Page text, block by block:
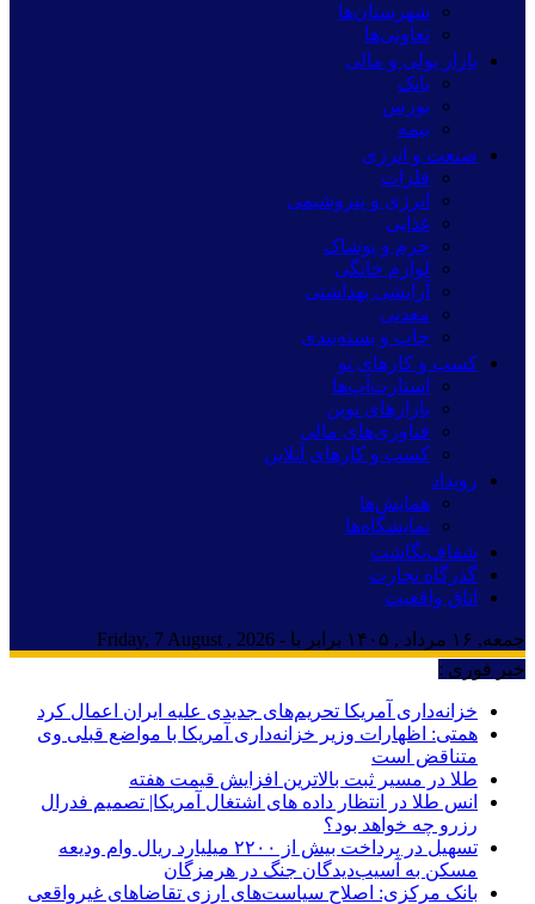
شهرستان‌ها
تعاونی‌ها
بازار پولی و مالی
بانک
بورس
بیمه
صنعت و انرژی
فلزات
انرژی و پتروشیمی
غذایی
چرم و پوشاک
لوازم خانگی
آرایشی بهداشتی
معدنی
چاپ و بسته‌بندی
کسب و کارهای نو
استارت‌آپ‌ها
بازارهای نوین
فناوری‌های مالی
کسب و کارهای آنلاین
رویداد
همایش‌ها
نمایشگاه‌ها
شفاف‌نگاشت
گذرگاه تجارت
اتاق واقعیت
جمعه, ۱۶ مرداد , ۱۴۰۵ برابر با - Friday, 7 August , 2026
خبر فوری :
خزانه‌داری آمریکا تحریم‌های جدیدی علیه ایران اعمال کرد
همتی: اظهارات وزیر خزانه‌داری آمریکا با مواضع قبلی وی
متناقض است
طلا در مسیر ثبت بالاترین افزایش قیمت هفته
انس طلا در انتظار داده های اشتغال آمریکا| تصمیم فدرال
رزرو چه خواهد بود؟
تسهیل در پرداخت بیش از ۲۲۰۰ میلیارد ریال وام ودیعه
مسکن به آسیب‌دیدگان جنگ در هرمزگان
بانک مرکزی: اصلاح سیاست‌های ارزی تقاضاهای غیرواقعی